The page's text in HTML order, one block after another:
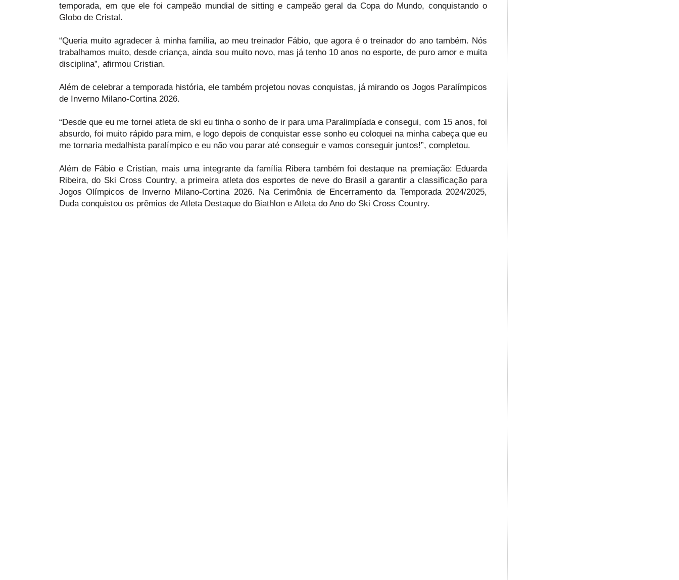
temporada, em que ele foi campeão mundial de sitting e campeão geral da Copa do Mundo, conquistando o
Globo de Cristal.
“Queria muito agradecer à minha família, ao meu treinador Fábio, que agora é o treinador do ano também. Nós
trabalhamos muito, desde criança, ainda sou muito novo, mas já tenho 10 anos no esporte, de puro amor e muita
disciplina”, afirmou Cristian.
Além de celebrar a temporada história, ele também projetou novas conquistas, já mirando os Jogos Paralímpicos
de Inverno Milano-Cortina 2026.
“Desde que eu me tornei atleta de ski eu tinha o sonho de ir para uma Paralimpíada e consegui, com 15 anos, foi
absurdo, foi muito rápido para mim, e logo depois de conquistar esse sonho eu coloquei na minha cabeça que eu
me tornaria medalhista paralímpico e eu não vou parar até conseguir e vamos conseguir juntos!”, completou.
Além de Fábio e Cristian, mais uma integrante da família Ribera também foi destaque na premiação: Eduarda
Ribeira, do Ski Cross Country, a primeira atleta dos esportes de neve do Brasil a garantir a classificação para
Jogos Olímpicos de Inverno Milano-Cortina 2026. Na Cerimônia de Encerramento da Temporada 2024/2025,
Duda conquistou os prêmios de Atleta Destaque do Biathlon e Atleta do Ano do Ski Cross Country.